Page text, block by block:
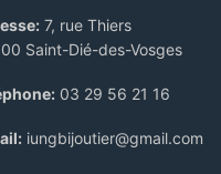
7, rue Thiers
Saint-Dié-des-Vosges
03 29 56 21 16
iungbijoutier@gmail.com